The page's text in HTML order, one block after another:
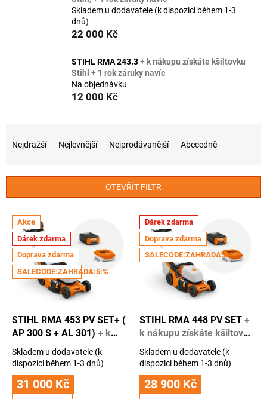
Skladem u dodavatele (k dispozici během 1-3
dnů)
22 000 Kč
STIHL RMA 243.3+ k nákupu získáte kšiltovku
Stihl + 1 rok záruky navíc
Na objednávku
12 000 Kč
í
Nejdražší Nejlevnější Nejprodávanější Abecedně
OTEVŘÍT FILTR
V Akce
Dárek zdarma
Doprava zdarma
SALECODE:ZAHRADA:5:%
STIHL RMA 453 PV SET+ (
AP 300 S + AL 301) + k
nákupu získáte kšiltovku
Stihl, + 1 rok záruky navíc
Průměrné
hodnocení
produktu
je
Skladem u dodavatele (k
dispozici během 1-3 dnů)
31 000 Kč
Dárek zdarma
Doprava zdarma
SALECODE:ZAHRADA:5:%
STIHL RMA 448 PV SET +
k nákupu získáte kšiltovku
STihl + 1 rok záruky navíc
Průměrné
hodnocení
produktu
je
Skladem u dodavatele (k
dispozici během 1-3 dnů)
28 900 Kč